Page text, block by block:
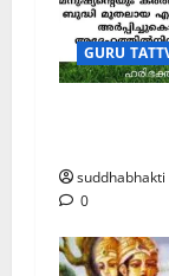
GURU
suddhabhakti
0